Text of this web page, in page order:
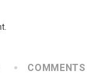
COMMENTS